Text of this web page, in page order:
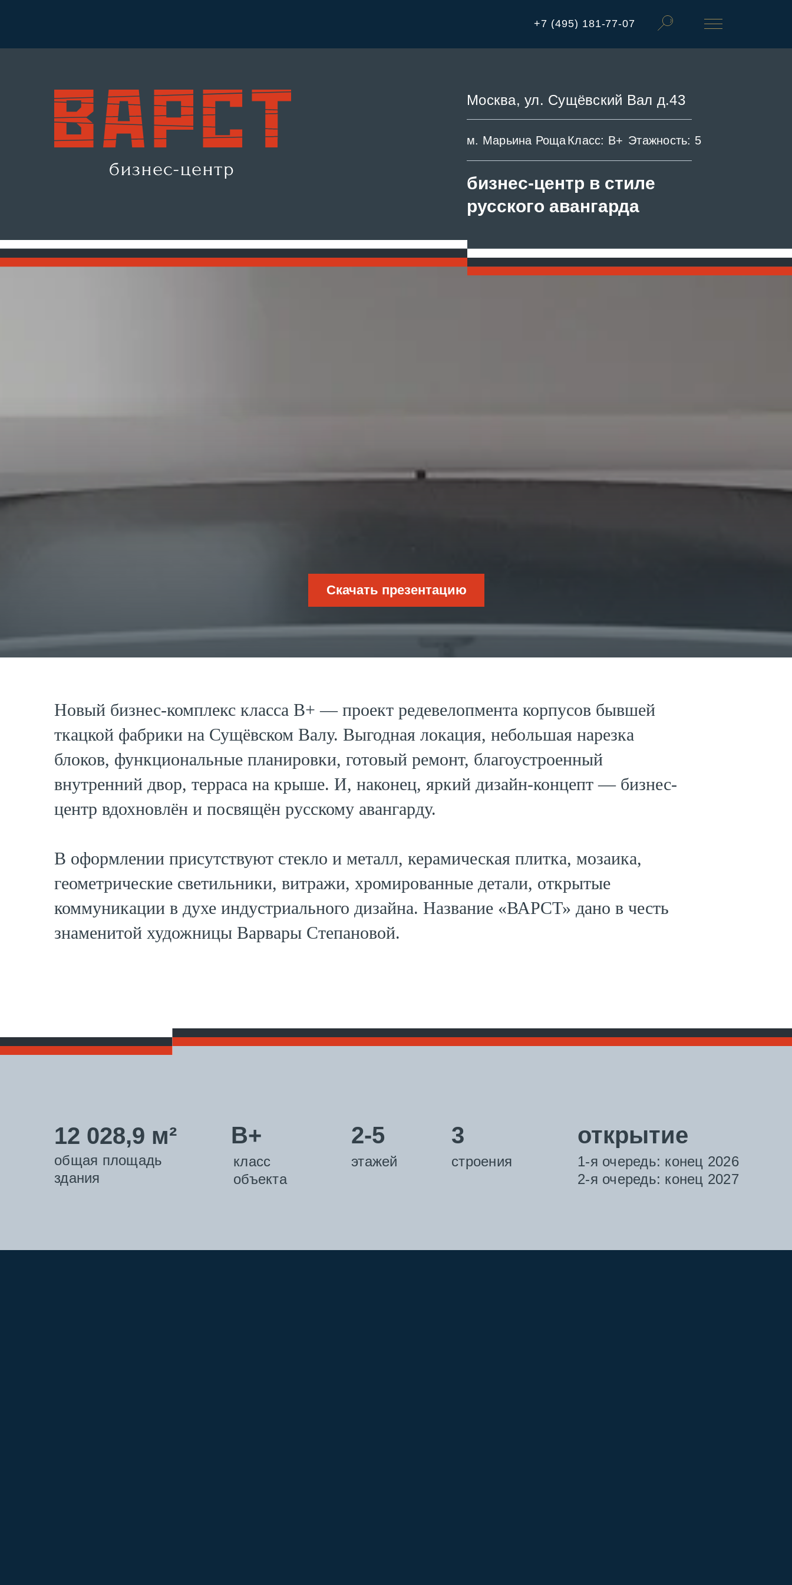
+7 (495) 181-77-07
Москва, ул. Сущёвский Вал д.43
м. Марьина РощаКласс: B+ Этажность: 5
бизнес-центр в стиле
русского авангарда
Скачать презентацию
Новый бизнес-комплекс класса B+ — проект редевелопмента корпусов бывшей
ткацкой фабрики на Сущёвском Валу. Выгодная локация, небольшая нарезка
блоков, функциональные планировки, готовый ремонт, благоустроенный
внутренний двор, терраса на крыше. И, наконец, яркий дизайн-концепт — бизнес-
центр вдохновлён и посвящён русскому авангарду.
В оформлении присутствуют стекло и металл, керамическая плитка, мозаика,
геометрические светильники, витражи, хромированные детали, открытые
коммуникации в духе индустриального дизайна. Название «ВАРСТ» дано в честь
знаменитой художницы Варвары Степановой.
12 028,9 м²
общая площадь
здания
класс
объекта
B+
этажей
2-5 3
строения
открытие
1-я очередь: конец 2026
2-я очередь: конец 2027